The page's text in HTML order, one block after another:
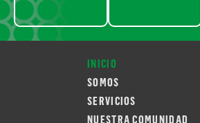
INICIO
SOMOS
SERVICIOS
NUESTRA COMUNIDAD